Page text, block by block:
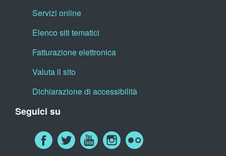
Servizi online
Elenco siti tematici
Fatturazione elettronica
Valuta il sito
Dichiarazione di accessibilità
Seguici su